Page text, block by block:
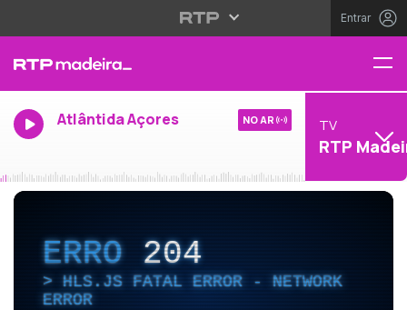
Entrar
Atlântida Açores NO AR TV
RTP
ERRO204
HLS.JS FATAL ERROR - NETWORK
ERROR